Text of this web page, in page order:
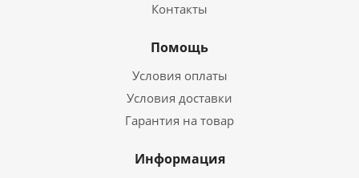
Контакты
Помощь
Условия оплаты
Условия доставки
Гарантия на товар
Информация